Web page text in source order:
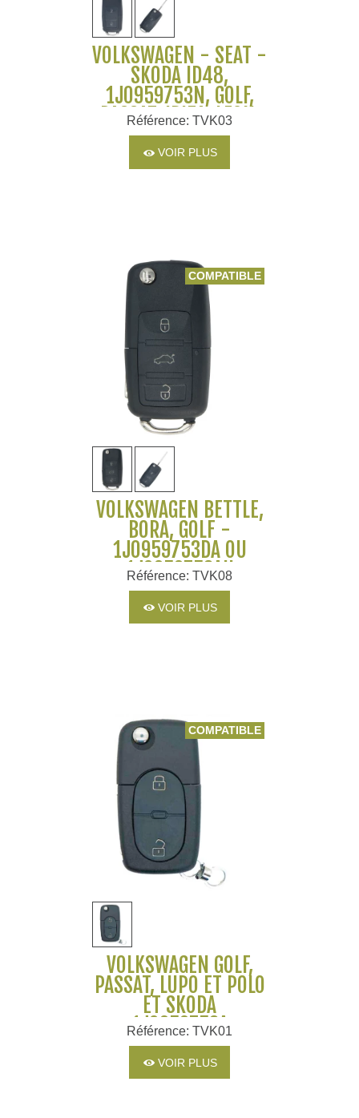
VOLKSWAGEN - SEAT -
SKODA ID48,
1J0959753N, GOLF,
PASSAT, IBIZA, LEON,
TOLEDO, FABIA,
OCTAVIA
Référence: TVK03
VOIR PLUS
COMPATIBLE
VOLKSWAGEN BETTLE,
BORA, GOLF -
1J0959753DA OU
1J0959753AH
Référence: TVK08
VOIR PLUS
COMPATIBLE
VOLKSWAGEN GOLF,
PASSAT, LUPO ET POLO
ET SKODA
1J0959753A
Référence: TVK01
VOIR PLUS